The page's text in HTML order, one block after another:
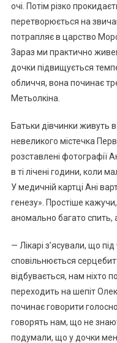
очі. Потім різко
перетворюється на
потрапляє в царство
Зараз ми практично
дочки підвищується
обличчя, вона починає
Метьолкіна.
Батьки дівчинки живуть в
невеликого містечка
розставлені фотографії
в ті лічені години, коли
У медичній картці Ані
генезу». Простіше
аномально багато спить,
— Лікарі з’ясували, що
сповільнюється
відбувається, нам ніхто
переходить на шепіт
починає говорити
говорять нам, що не
подумали, що у дочки